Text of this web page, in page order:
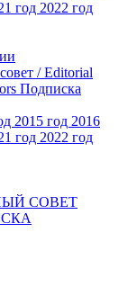
год 2022 год
/ Editorial
Подписка
2015 год 2016
год 2022 год
СОВЕТ